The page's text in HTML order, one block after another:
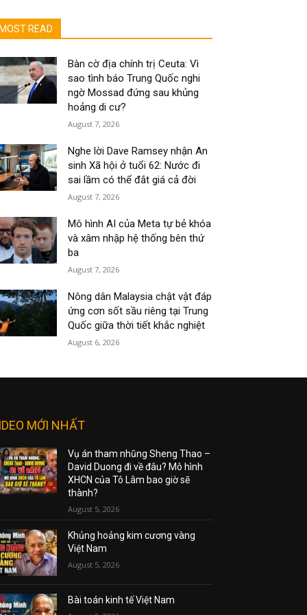
MOST READ
Bàn cờ địa chính trị Ceuta: Vì
sao tình báo Trung Quốc nghi
ngờ Mossad đứng sau khủng
hoảng di cư?
August 7, 2026
Nghe lời Dave Ramsey nhận An
sinh Xã hội ở tuổi 62: Nước đi
sai lầm có thể đắt giá cả đời
August 7, 2026
Mô hình AI của Meta tự bẻ khóa
và xâm nhập hệ thống bên thứ
ba
August 7, 2026
Nông dân Malaysia chật vật đáp
ứng cơn sốt sầu riêng tại Trung
Quốc giữa thời tiết khắc nghiệt
August 6, 2026
MỚI NHẤT
Vụ án tham nhũng Sheng Thao –
David Duong đi về đâu? Mô hình
XHCN của Tô Lâm bao giờ sẽ
thành?
August 5, 2026
Khủng hoảng kim cương vàng
Việt Nam
August 5, 2026
Bài toán kinh tế Việt Nam